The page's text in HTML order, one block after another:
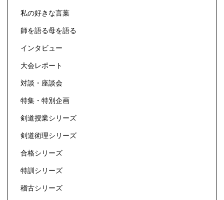
私の好きな言葉
師を語る母を語る
インタビュー
大会レポート
対談・座談会
特集・特別企画
剣道授業シリーズ
剣道術理シリーズ
合格シリーズ
特訓シリーズ
稽古シリーズ